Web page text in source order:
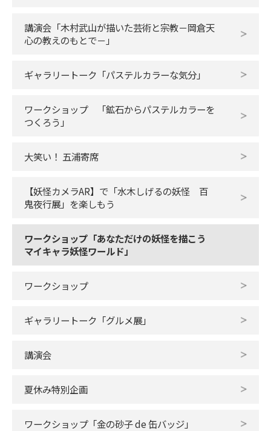
講演会「木村武山が描いた芸術と宗教－岡倉天
心の教えのもとで－」
ギャラリートーク「パステルカラーな気分」
ワークショップ 「鉱石からパステルカラーを
つくろう」
大笑い！ 五浦寄席
【妖怪カメラAR】で「水木しげるの妖怪 百
鬼夜行展」を楽しもう
ワークショップ「あなただけの妖怪を描こう
マイキャラ妖怪ワールド」
ワークショップ
ギャラリートーク「グルメ展」
講演会
夏休み特別企画
ワークショップ「金の砂子 de 缶バッジ」